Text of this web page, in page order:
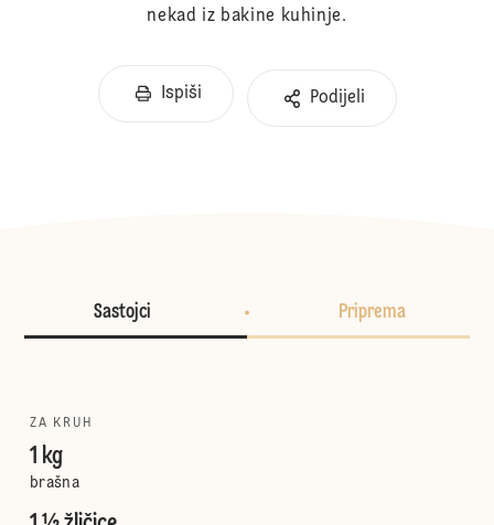
nekad iz bakine kuhinje.
Ispiši Podijeli
Sastojci Priprema
ZA KRUH
1 kg
brašna